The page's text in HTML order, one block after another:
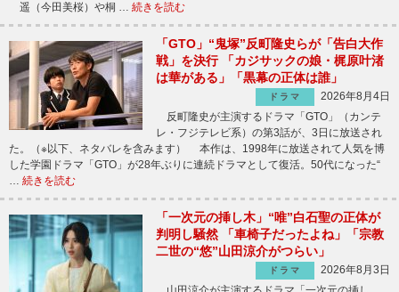
遥（今田美桜）や桐 … 続きを読む
「GTO」“鬼塚”反町隆史らが「告白大作
戦」を決行 「カジサックの娘・梶原叶渚
は華がある」「黒幕の正体は誰」
ドラマ
2026年8月4日
反町隆史が主演するドラマ「GTO」（カンテ
レ・フジテレビ系）の第3話が、3日に放送され
た。（※以下、ネタバレを含みます） 本作は、1998年に放送されて人気を博
した学園ドラマ「GTO」が28年ぶりに連続ドラマとして復活。50代になった“
… 続きを読む
「一次元の挿し木」“唯”白石聖の正体が
判明し騒然 「車椅子だったよね」「宗教
二世の“悠”山田涼介がつらい」
ドラマ
2026年8月3日